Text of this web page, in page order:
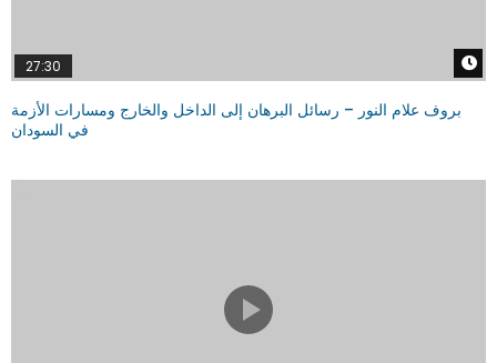
27:30
بروف علام النور – رسائل البرهان إلى الداخل والخارج ومسارات الأزمة
في السودان